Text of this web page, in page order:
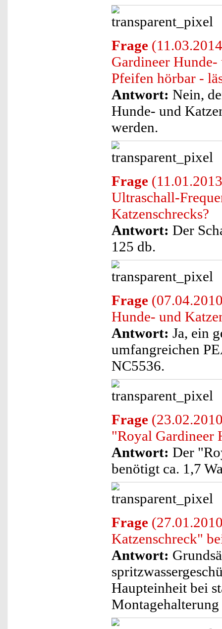
Frage
Gardineer
Pfeifen hörbar -
Antwort: Nein,
Hunde- und
werden.
Frage
Ultraschall-
Katzenschrecks?
Antwort: Der
125 db.
Frage
Hunde- und
Antwort: Ja, ein
umfangreichen
NC5536.
Frage
"Royal Gardineer
Antwort: Der
benötigt ca. 1,7
Frage
Katzenschreck"
Antwort:
Haupteinheit bei